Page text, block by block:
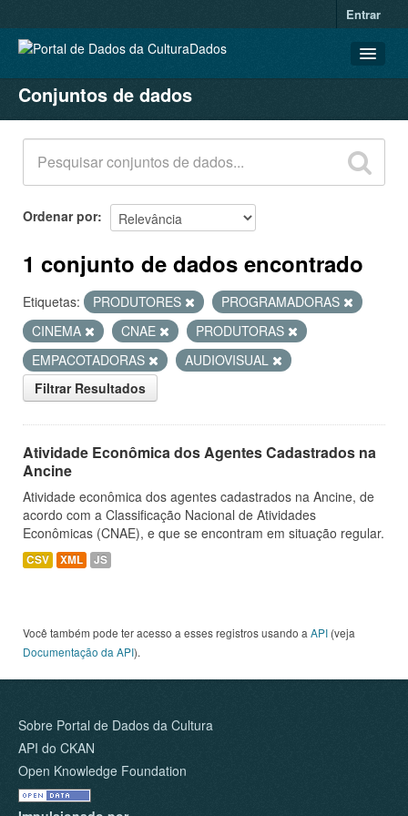
Entrar
CONJUNTOS DE DADOS
ORGANIZAÇÕES
GRUPOS
SOBRE
Conjuntos de dados
Ordenar por
1 conjunto de dados encontrado
Etiquetas: PRODUTORES
PROGRAMADORAS
CINEMA
CNAE
PRODUTORAS
EMPACOTADORAS
AUDIOVISUAL
Filtrar Resultados
Atividade Econômica dos Agentes Cadastrados na
Ancine
Atividade econômica dos agentes cadastrados na Ancine, de
acordo com a Classificação Nacional de Atividades
Econômicas (CNAE), e que se encontram em situação regular.
CSV XML JS
Você também pode ter acesso a esses registros usando a API (veja
Documentação da API).
Sobre Portal de Dados da Cultura
API do CKAN
Open Knowledge Foundation